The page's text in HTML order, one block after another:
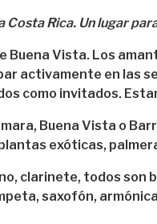
Rica. Un lugar
Buena Vista. Los
activamente en las
como invitados.
Buena Vista o
exóticas,
clarinete, todos son
saxofón,